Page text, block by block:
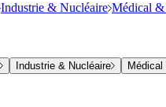
Industrie & Nucléaire Médical &
Industrie & Nucléaire